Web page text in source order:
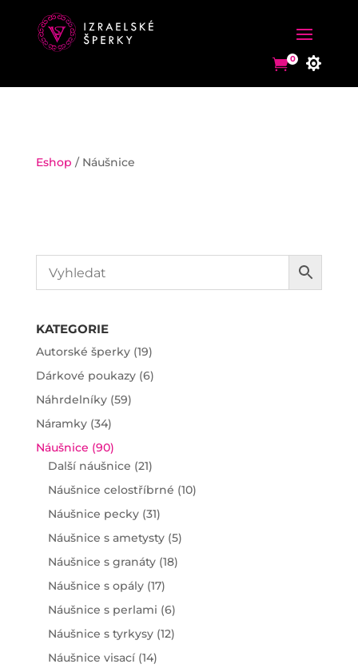

0 
Eshop / Náušnice
KATEGORIE
Autorské šperky (19)
Dárkové poukazy (6)
Náhrdelníky (59)
Náramky (34)
Náušnice (90)
Další náušnice (21)
Náušnice celostříbrné (10)
Náušnice pecky (31)
Náušnice s ametysty (5)
Náušnice s granáty (18)
Náušnice s opály (17)
Náušnice s perlami (6)
Náušnice s tyrkysy (12)
Náušnice visací (14)